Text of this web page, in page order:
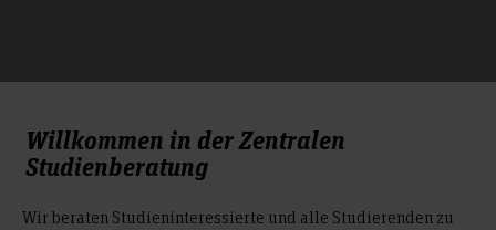
Willkommen in der Zentralen
Studienberatung
Wir beraten Studieninteressierte und alle Studierenden zu